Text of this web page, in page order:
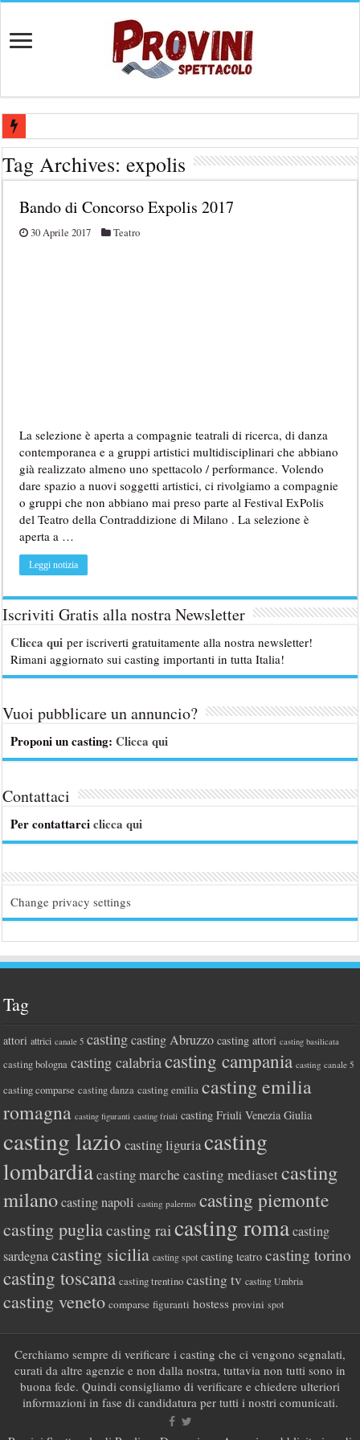
Casting attore per “Luna: dialogo tra un Poeta e una Prostituta” –
Casting per coppia: Realizzazione shooting foto e video retribuito
Casting per nuovo lungometraggio: si cercano attori, attrici e
Tag Archives:expolis
Bando di Concorso Expolis 2017
30 Aprile 2017 Teatro
La selezione è aperta a compagnie teatrali di ricerca, di danza
contemporanea e a gruppi artistici multidisciplinari che abbiano
già realizzato almeno uno spettacolo / performance. Volendo
dare spazio a nuovi soggetti artistici, ci rivolgiamo a compagnie
o gruppi che non abbiano mai preso parte al Festival ExPolis
del Teatro della Contraddizione di Milano . La selezione è
aperta a …
Leggi notizia
Iscriviti Gratis alla nostra Newsletter
Clicca qui per iscriverti gratuitamente alla nostra newsletter!
Rimani aggiornato sui casting importanti in tutta Italia!
Vuoi pubblicare un annuncio?
Proponi un casting:Clicca qui
Contattaci
Per contattarciclicca qui
Change privacy settings
Tag
attori attrici canale 5 casting casting Abruzzo casting attori casting basilicata
casting bologna casting calabriacasting campania casting canale 5
casting comparse casting danza casting emilia casting emilia
romagna casting figuranti casting friuli casting Friuli Venezia Giulia
casting lazio casting liguriacasting
lombardiacasting marche casting mediasetcasting
milano casting napoli casting palermo casting piemonte
casting pugliacasting rai casting roma casting
sardegna casting sicilia casting spot casting teatro casting torino
casting toscana casting trentino casting tv casting Umbria
casting veneto comparse figuranti hostess provini spot
Cerchiamo sempre di verificare i casting che ci vengono segnalati,
curati da altre agenzie e non dalla nostra, tuttavia non tutti sono in
buona fede. Quindi consigliamo di verificare e chiedere ulteriori
informazioni in fase di candidatura per tutti i nostri comunicati.